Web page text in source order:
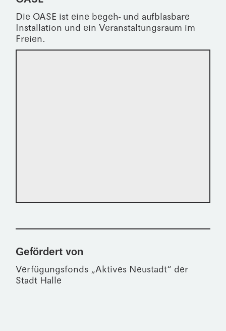
Die OASE ist eine begeh- und aufblasbare
Installation und ein Veranstaltungsraum im
Freien.
Gefördert von
Verfügungsfonds „Aktives Neustadt“ der
Stadt Halle